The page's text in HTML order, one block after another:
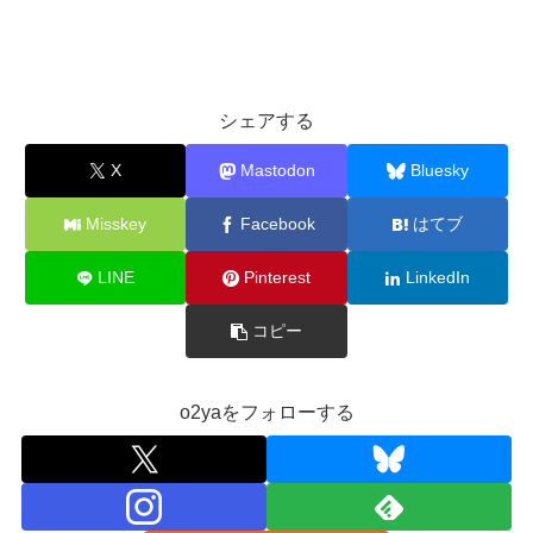
シェアする
X Mastodon Bluesky
Misskey Facebook はてブ
LINE Pinterest LinkedIn
コピー
o2yaをフォローする